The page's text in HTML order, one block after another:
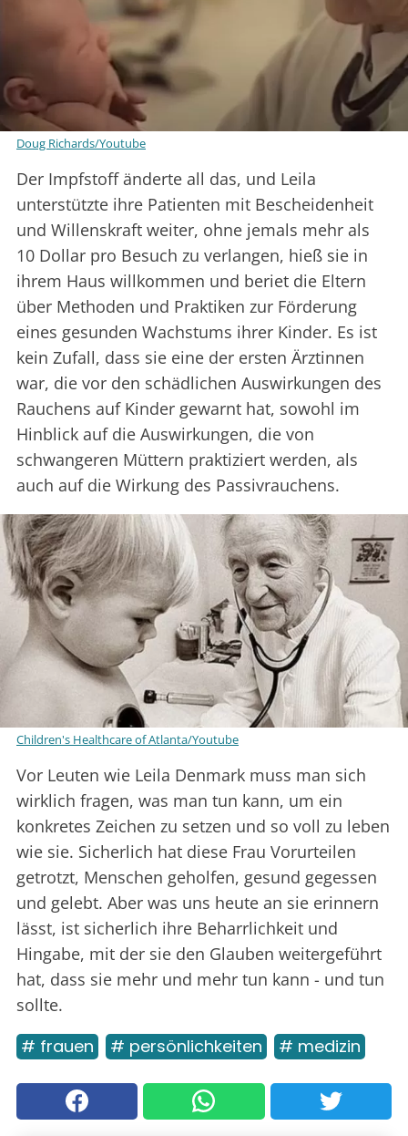
Doug Richards/Youtube
Der Impfstoff änderte all das, und Leila
unterstützte ihre Patienten mit Bescheidenheit
und Willenskraft weiter, ohne jemals mehr als
10 Dollar pro Besuch zu verlangen, hieß sie in
ihrem Haus willkommen und beriet die Eltern
über Methoden und Praktiken zur Förderung
eines gesunden Wachstums ihrer Kinder. Es ist
kein Zufall, dass sie eine der ersten Ärztinnen
war, die vor den schädlichen Auswirkungen des
Rauchens auf Kinder gewarnt hat, sowohl im
Hinblick auf die Auswirkungen, die von
schwangeren Müttern praktiziert werden, als
auch auf die Wirkung des Passivrauchens.
Children's Healthcare of Atlanta/Youtube
Vor Leuten wie Leila Denmark muss man sich
wirklich fragen, was man tun kann, um ein
konkretes Zeichen zu setzen und so voll zu leben
wie sie. Sicherlich hat diese Frau Vorurteilen
getrotzt, Menschen geholfen, gesund gegessen
und gelebt. Aber was uns heute an sie erinnern
lässt, ist sicherlich ihre Beharrlichkeit und
Hingabe, mit der sie den Glauben weitergeführt
hat, dass sie mehr und mehr tun kann - und tun
sollte.
# frauen # persönlichkeiten # medizin